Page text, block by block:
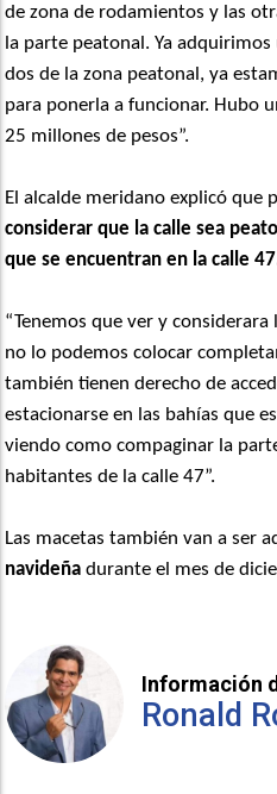
de zona de rodamientos y las
la parte peatonal. Ya
dos de la zona peatonal, ya
para ponerla a funcionar. Hubo
25 millones de pesos”.
El alcalde meridano explicó que
considerar que la calle sea
que se encuentran en la calle
“Tenemos que ver y
no lo podemos colocar
también tienen derecho de
estacionarse en las bahías que
viendo como compaginar la
habitantes de la calle 47”.
Las macetas también van a ser
navideña durante el mes de
Información
Ronald